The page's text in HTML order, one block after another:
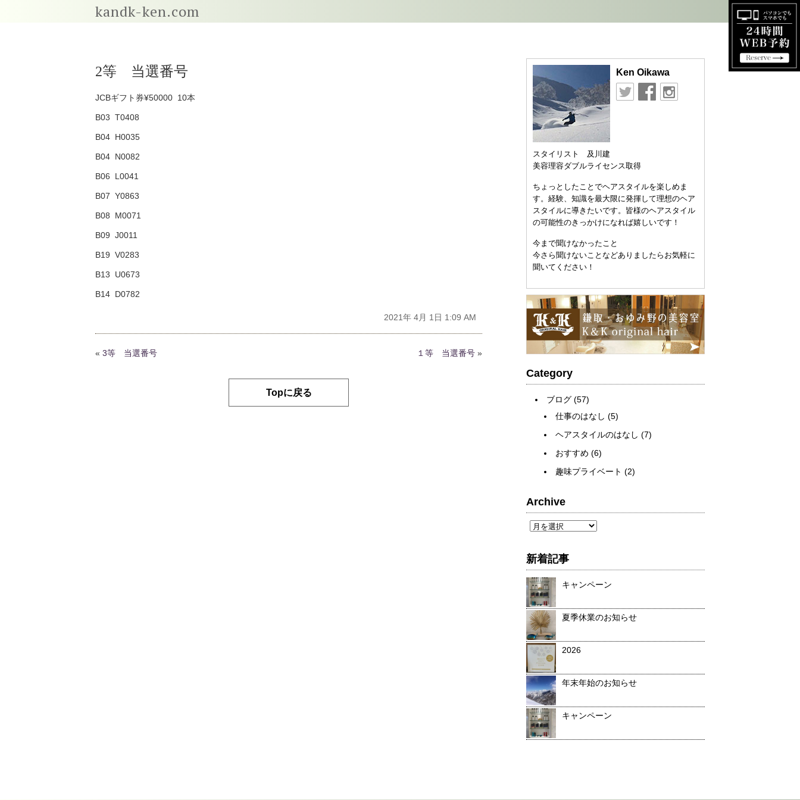
kandk-ken.com
2等 当選番号
JCBギフト券¥50000 10本
B03 T0408
B04 H0035
B04 N0082
B06 L0041
B07 Y0863
B08 M0071
B09 J0011
B19 V0283
B13 U0673
B14 D0782
2021年 4月 1日 1:09 AM
« 3等 当選番号 １等 当選番号 »
Topに戻る
Ken Oikawa
スタイリスト 及川建
美容理容ダブルライセンス取得
ちょっとしたことでヘアスタイルを楽しめま
す。経験、知識を最大限に発揮して理想のヘア
スタイルに導きたいです。皆様のヘアスタイル
の可能性のきっかけになれば嬉しいです！
今まで聞けなかったこと
今さら聞けないことなどありましたらお気軽に
聞いてください！
Category
ブログ (57)
仕事のはなし (5)
ヘアスタイルのはなし (7)
おすすめ (6)
趣味プライベート (2)
Archive
新着記事
キャンペーン
夏季休業のお知らせ
2026
年末年始のお知らせ
キャンペーン